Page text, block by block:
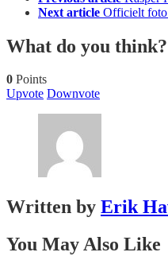
Next article Officielt
What do you think?
0 Points
Upvote Downvote
Written by Erik
You May Also Like